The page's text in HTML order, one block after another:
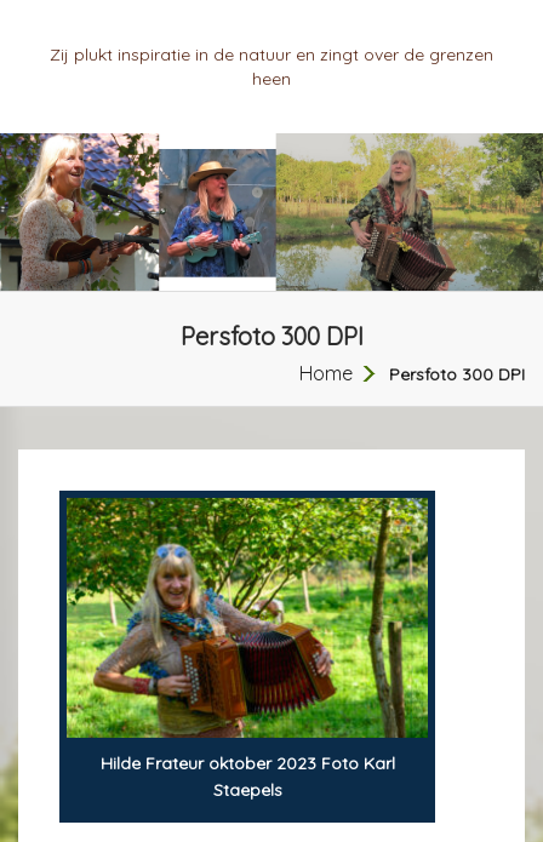
Zij plukt inspiratie in de natuur en zingt over de grenzen
heen
Persfoto 300 DPI
Home Persfoto 300 DPI
Hilde Frateur oktober 2023 Foto Karl
Staepels